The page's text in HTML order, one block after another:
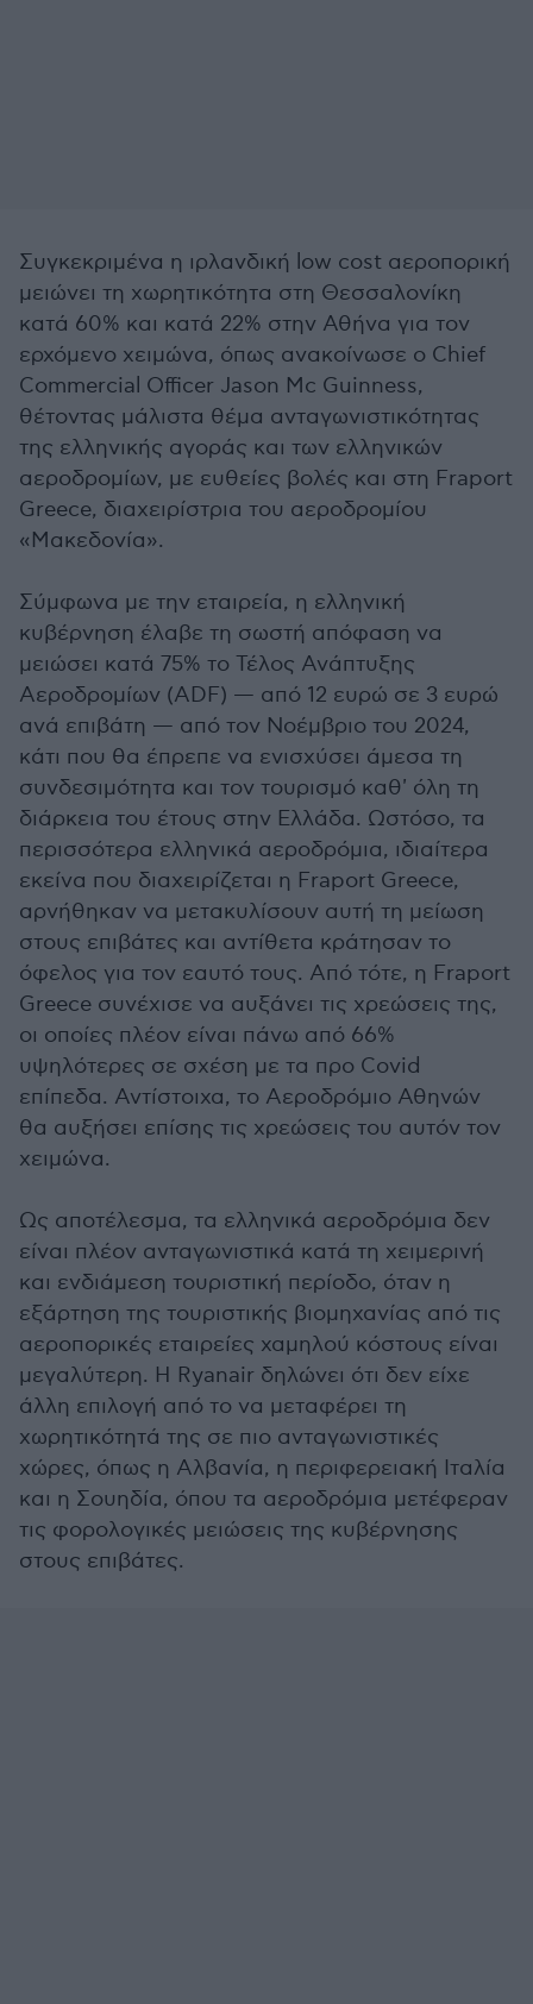
Συγκεκριμένα η ιρλανδική low cost αεροπορική
μειώνει τη χωρητικότητα στη Θεσσαλονίκη
κατά 60% και κατά 22% στην Αθήνα για τον
ερχόμενο χειμώνα, όπως ανακοίνωσε ο Chief
Commercial Officer Jason Mc Guinness,
θέτοντας μάλιστα θέμα ανταγωνιστικότητας
της ελληνικής αγοράς και των ελληνικών
αεροδρομίων, με ευθείες βολές και στη Fraport
Greece, διαχειρίστρια του αεροδρομίου
«Μακεδονία».
Σύμφωνα με την εταιρεία, η ελληνική
κυβέρνηση έλαβε τη σωστή απόφαση να
μειώσει κατά 75% το Τέλος Ανάπτυξης
Αεροδρομίων (ADF) — από 12 ευρώ σε 3 ευρώ
ανά επιβάτη — από τον Νοέμβριο του 2024,
κάτι που θα έπρεπε να ενισχύσει άμεσα τη
συνδεσιμότητα και τον τουρισμό καθ' όλη τη
διάρκεια του έτους στην Ελλάδα. Ωστόσο, τα
περισσότερα ελληνικά αεροδρόμια, ιδιαίτερα
εκείνα που διαχειρίζεται η Fraport Greece,
αρνήθηκαν να μετακυλίσουν αυτή τη μείωση
στους επιβάτες και αντίθετα κράτησαν το
όφελος για τον εαυτό τους. Από τότε, η Fraport
Greece συνέχισε να αυξάνει τις χρεώσεις της,
οι οποίες πλέον είναι πάνω από 66%
υψηλότερες σε σχέση με τα προ Covid
επίπεδα. Αντίστοιχα, το Αεροδρόμιο Αθηνών
θα αυξήσει επίσης τις χρεώσεις του αυτόν τον
χειμώνα.
Ως αποτέλεσμα, τα ελληνικά αεροδρόμια δεν
είναι πλέον ανταγωνιστικά κατά τη χειμερινή
και ενδιάμεση τουριστική περίοδο, όταν η
εξάρτηση της τουριστικής βιομηχανίας από τις
αεροπορικές εταιρείες χαμηλού κόστους είναι
μεγαλύτερη. Η Ryanair δηλώνει ότι δεν είχε
άλλη επιλογή από το να μεταφέρει τη
χωρητικότητά της σε πιο ανταγωνιστικές
χώρες, όπως η Αλβανία, η περιφερειακή Ιταλία
και η Σουηδία, όπου τα αεροδρόμια μετέφεραν
τις φορολογικές μειώσεις της κυβέρνησης
στους επιβάτες.